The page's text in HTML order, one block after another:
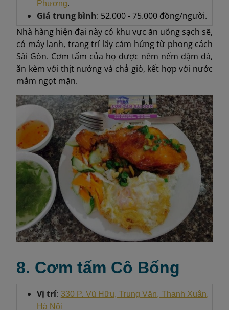
Phương.
Giá trung bình: 52.000 - 75.000 đồng/người.
Nhà hàng hiện đại này có khu vực ăn uống sạch sẽ,
có máy lạnh, trang trí lấy cảm hứng từ phong cách
Sài Gòn. Cơm tấm của họ được nêm nếm đậm đà,
ăn kèm với thịt nướng và chả giò, kết hợp với nước
mắm ngọt mặn.
8. Cơm tấm Cô Bống
Vị trí: 330 P. Vũ Hữu, Trung Văn, Thanh Xuân,
Hà Nội